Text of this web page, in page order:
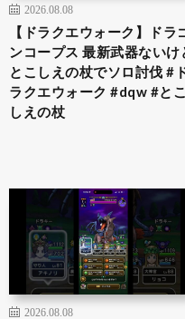
2026.08.08
【ドラクエウォーク】ドラ
ンコープス 最新武器ないけ
とこしえの杖でソロ討伐 #
ラクエウォーク #dqw #とこ
しえの杖
2026.08.08